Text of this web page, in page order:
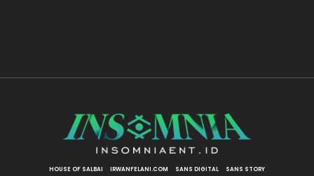
HOUSE OF SALBAI IRWANFELANI.COM SANS DIGITAL SANS STORY